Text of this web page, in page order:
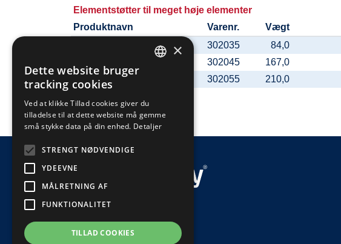
Elementstøtter til meget høje elementer
Produktnavn
Varenr. Vægt
302035 84,0
302045 167,0
SUPER 20*
302055 210,0
DM Supply A/S
8464 Galten
DEFAULT LANGUAGE
×
Dette website bruger
tracking cookies
Ved at klikke Tillad cookies giver du
tilladelse til at dette website må gemme
små stykke data på din enhed. Detaljer
STRENGT NØDVENDIGE
YDEEVNE
MÅLRETNING AF
FUNKTIONALITET
TILLAD COOKIES